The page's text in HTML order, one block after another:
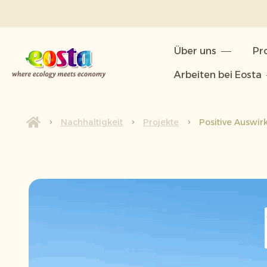
Über uns
Arbeiten bei Eosta
Über uns
Produkte
Neuigkeiten &
Nachhaltigkeit Projekte Positive